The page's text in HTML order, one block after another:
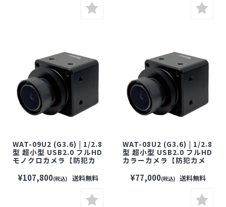
WAT-09U2 (G3.6) | 1/2.8
型 超小型 USB2.0 フルHD
モノクロカメラ【防犯カ
メラ】【監視カメラ】
【小型カメラ】【セキュ
リティーカメラ】
【WATEC】【ワテック】
¥107,800(税込) 送料無料
WAT-08U2 (G3.6) | 1/2.8
型 超小型 USB2.0 フルHD
カラーカメラ【防犯カメ
ラ】【監視カメラ】【小
型カメラ】【セキュリティ
ーカメラ】【WATEC】
¥77,000(税込) 送料無料